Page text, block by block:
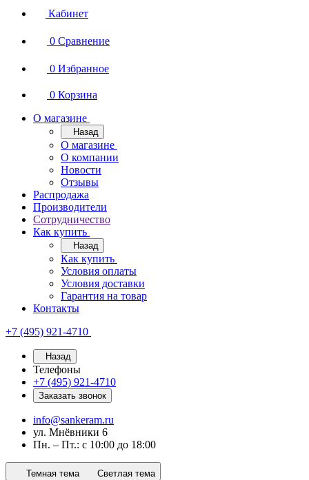
Кабинет
0 Сравнение
0 Избранное
0 Корзина
О магазине
Назад
О магазине
О компании
Новости
Отзывы
Распродажа
Производители
Сотрудничество
Как купить
Назад
Как купить
Условия оплаты
Условия доставки
Гарантия на товар
Контакты
+7 (495) 921-4710
Назад
Телефоны
+7 (495) 921-4710
Заказать звонок
info@sankeram.ru
ул. Мнёвники 6
Пн. – Пт.: с 10:00 до 18:00
Темная тема Светлая тема